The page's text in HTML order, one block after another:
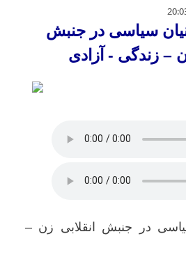
در جنبش انقلابی زن
سیاسی در جنبش
– زندگی - آزادی
در جنبش انقلابی زن –